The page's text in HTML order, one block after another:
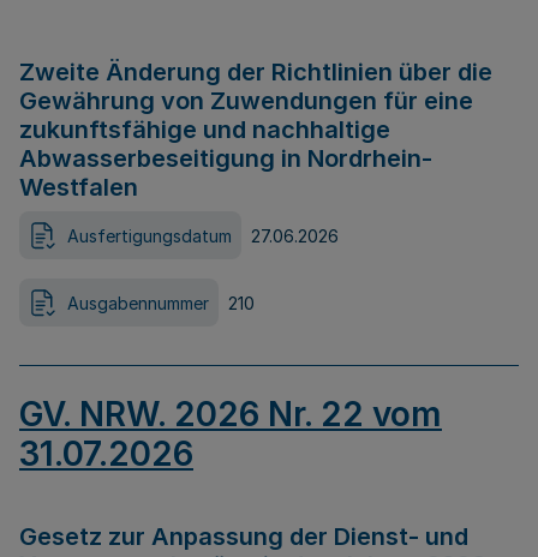
Zweite Änderung der Richtlinien über die
Gewährung von Zuwendungen für eine
zukunftsfähige und nachhaltige
Abwasserbeseitigung in Nordrhein-
Westfalen
Ausfertigungsdatum 27.06.2026
Ausgabennummer 210
GV. NRW. 2026 Nr. 22 vom
31.07.2026
Gesetz zur Anpassung der Dienst- und